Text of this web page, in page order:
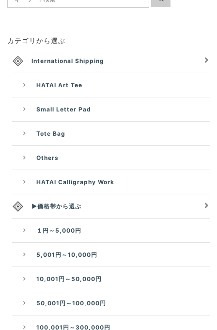
カテゴリから選ぶ
International Shipping
HATAI Art Tee
Small Letter Pad
Tote Bag
Others
HATAI Calligraphy Work
▶価格帯から選ぶ
１円～5,000円
5,001円～10,000円
10,001円～50,000円
50,001円～100,000円
100,001円～300,000円